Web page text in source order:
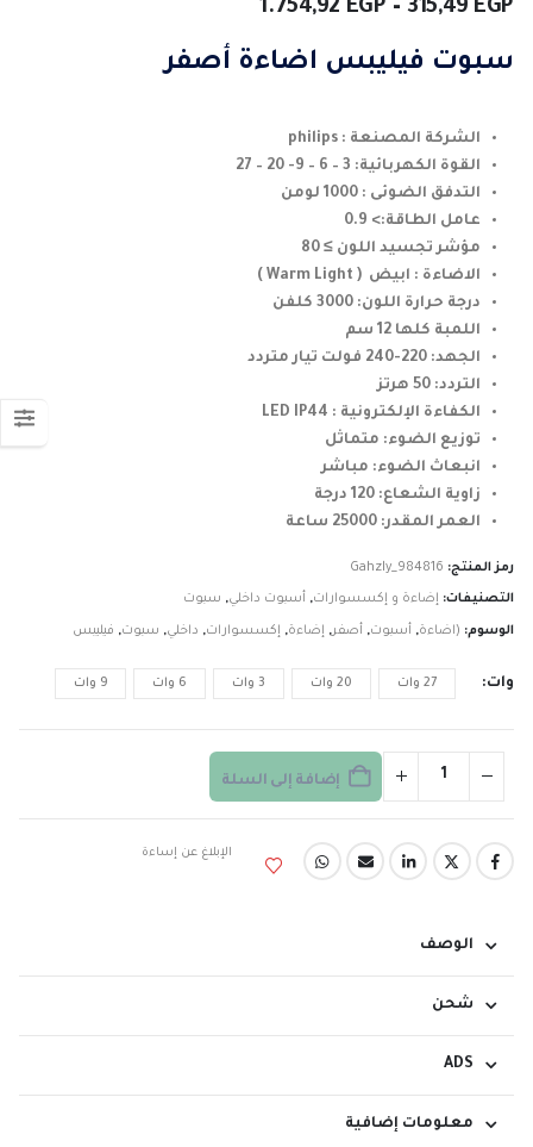
315,49 EGP
–
1.754,92 EGP
نطاق
من
سبوت فيليبس اضاءة أصفر
الشركة المصنعة : philips
القوة الكهربائية: 3 – 6 – 9- 20 – 27
التدفق الضوئى : 1000 لومن
عامل الطاقة:> 0.9
مؤشر تجسيد اللون ≥ 80
الاضاءة : ابيض ( Warm Light )
درجة حرارة اللون: 3000 كلفن
اللمبة كلها 12 سم
الجهد: 220-240 فولت تيار متردد
التردد: 50 هرتز
الكفاءة الإلكترونية : LED IP44
توزيع الضوء: متماثل
انبعاث الضوء: مباشر
زاوية الشعاع: 120 درجة
العمر المقدر: 25000 ساعة
رمز المنتج: Gahzly_984816
التصنيفات: إضاءة و إكسسوارات, أسبوت داخلي, سبوت
الوسوم: (اضاءة, أسبوت, أصفر, إضاءة, إكسسوارات, داخلي, سبوت, فيليبس
وات 27 وات 20 وات 3 وات 6 وات 9 وات
إضافة إلى السلة
الإبلاغ عن إساءة
الوصف
شحن
ADS
معلومات إضافية